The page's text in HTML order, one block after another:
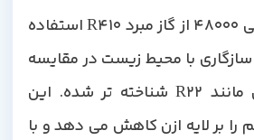
داکت اسپلیت ال جی 48000 از گاز مبرد R410 استفاده
با محیط زیست در مقایسه
با مبردهای قدیمی مانند R22 شناخته تر شده. این
بر لایه ازن کاهش می دهد و با